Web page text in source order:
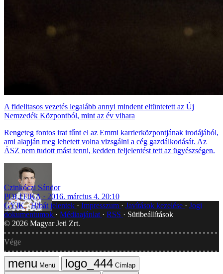
A fidelitasos vezetés legalább annyi mindent eltüntetett az Új
Nemzedék Központból, mint az év vihara
Rengeteg fontos irat tűnt el az Emmi karrierközpontjának irodájából,
ami alapján meg lehetett volna vizsgálni a cég gazdálkodását. Az
ÁSZ nem tudott mást tenni, kedden feljelentést tett az ügyészségen.
Czinkóczi Sándor
POLITIKA
2016. március 4. 20:10
GYIK Hibát jelentek Impresszum Javítások kezelése
Jogi
dokumentumok
Médiaajánlat RSS
Sütibeállítások
© 2026 Magyar Jeti Zrt.
Vége
Menü
Címlap